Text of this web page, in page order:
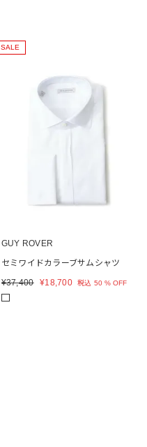
SALE
GUY ROVER
セミワイドカラーブサムシャツ
¥37,400 ¥18,700 税込 50 % OFF